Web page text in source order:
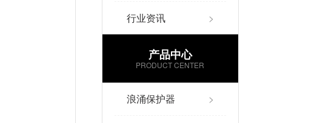
行业资讯 >
产品中心
PRODUCT CENTER
浪涌保护器 >